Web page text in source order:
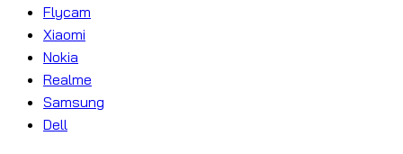
Flycam
Xiaomi
Nokia
Realme
Samsung
Dell